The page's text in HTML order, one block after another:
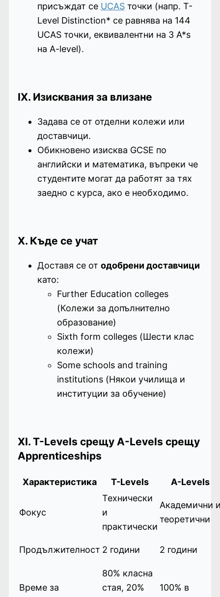
присъждат се UCASточки (напр. T-
Level Distinction* се равнява на 144
UCAS точки, еквивалентни на 3 A*s
на A-level).
IX. Изисквания за влизане
Задава се от отделни колежи или
доставчици.
Обикновено изисква GCSE по
английски и математика, въпреки че
студентите могат да работят за тях
заедно с курса, ако е необходимо.
X. Къде се учат
Доставя се от одобрени доставчици
като:
Further Education colleges
(Колежи за допълнително
образование)
Sixth form colleges (Шести клас
колежи)
Some schools and training
institutions (Някои училища и
институции за обучение)
XI. T-Levels срещу A-Levels срещу
Apprenticeships
Характеристика Т-Levels A-Levels
Фокус
Технически
и
практически
Академични
теоретични
Продължителност 2 години 2 години
Време за
80% класна
стая, 20%
100% в